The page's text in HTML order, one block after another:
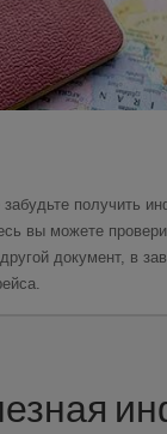
забудьте получить
вы можете
документ, в